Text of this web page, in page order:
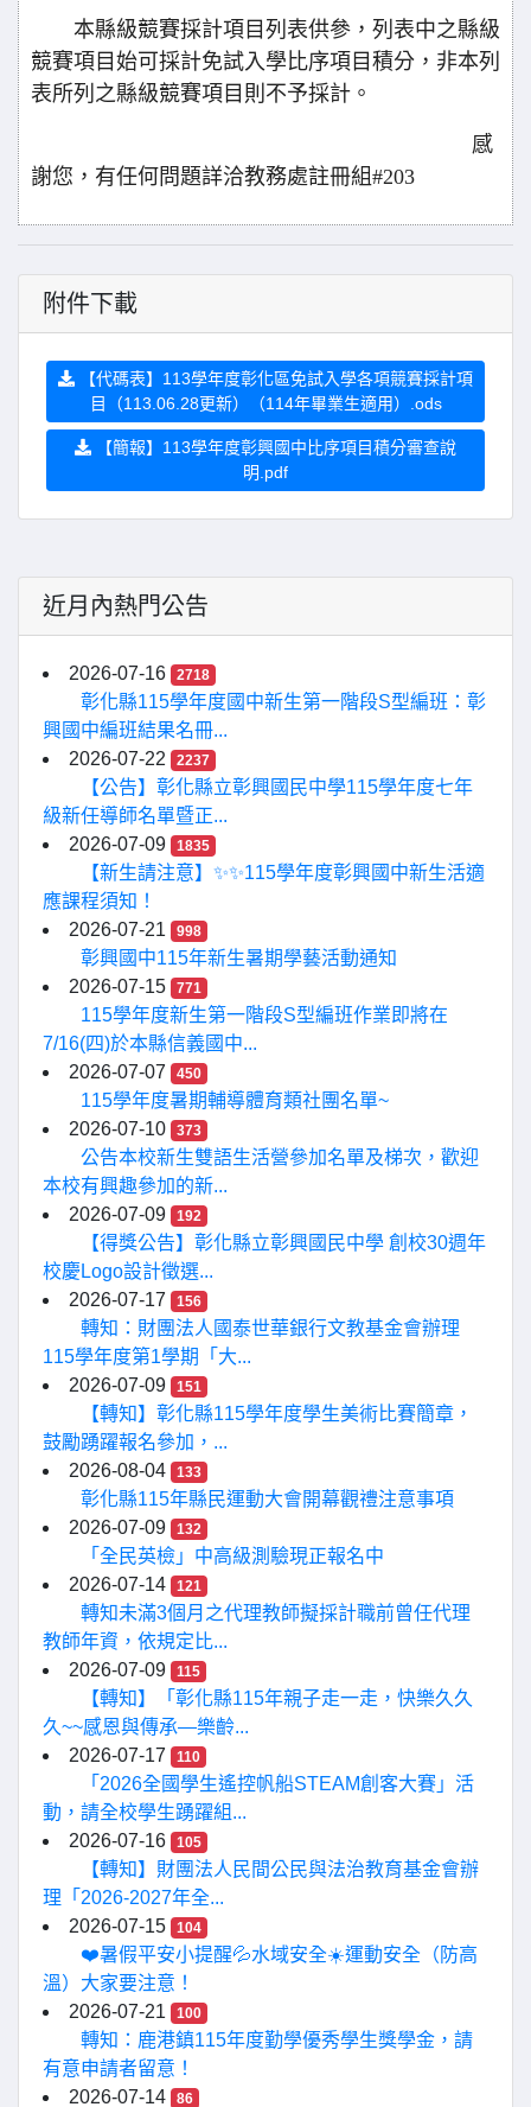
本縣級競賽採計項目列表供參，列表中之縣級
競賽項目始可採計免試入學比序項目積分，非本列
表所列之縣級競賽項目則不予採計。
感
謝您，有任何問題詳洽教務處註冊組#203
附件下載
【代碼表】113學年度彰化區免試入學各項競賽採計項
目（113.06.28更新）（114年畢業生適用）.ods
【簡報】113學年度彰興國中比序項目積分審查說
明.pdf
近月內熱門公告
2026-07-16 2718
彰化縣115學年度國中新生第一階段S型編班：彰
興國中編班結果名冊...
2026-07-22
2237
【公告】彰化縣立彰興國民中學115學年度七年
級新任導師名單暨正...
2026-07-09
1835
【新生請注意】✨✨115學年度彰興國中新生活適
應課程須知！
2026-07-21
998
彰興國中115年新生暑期學藝活動通知
2026-07-15
771
115學年度新生第一階段S型編班作業即將在
7/16(四)於本縣信義國中...
2026-07-07
450
115學年度暑期輔導體育類社團名單~
2026-07-10
373
公告本校新生雙語生活營參加名單及梯次，歡迎
本校有興趣參加的新...
2026-07-09
192
【得獎公告】彰化縣立彰興國民中學 創校30週年
校慶Logo設計徵選...
2026-07-17
156
轉知：財團法人國泰世華銀行文教基金會辦理
115學年度第1學期「大...
2026-07-09
151
【轉知】彰化縣115學年度學生美術比賽簡章，
鼓勵踴躍報名參加，...
2026-08-04
133
彰化縣115年縣民運動大會開幕觀禮注意事項
2026-07-09
132
「全民英檢」中高級測驗現正報名中
2026-07-14
121
轉知未滿3個月之代理教師擬採計職前曾任代理
教師年資，依規定比...
2026-07-09
115
【轉知】「彰化縣115年親子走一走，快樂久久
久~~感恩與傳承—樂齡...
2026-07-17
110
「2026全國學生遙控帆船STEAM創客大賽」活
動，請全校學生踴躍組...
2026-07-16
105
【轉知】財團法人民間公民與法治教育基金會辦
理「2026-2027年全...
2026-07-15
104
❤️暑假平安小提醒💦水域安全☀️運動安全（防高
溫）大家要注意！
2026-07-21
100
轉知：鹿港鎮115年度勤學優秀學生獎學金，請
有意申請者留意！
2026-07-14
86